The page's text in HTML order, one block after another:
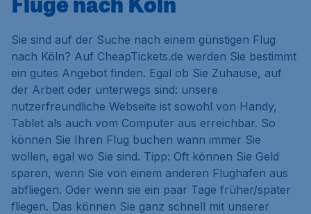
Sie sind auf der Suche nach einem günstigen Flug
nach Köln? Auf CheapTickets.de werden Sie bestimmt
ein gutes Angebot finden. Egal ob Sie Zuhause, auf
der Arbeit oder unterwegs sind: unsere
nutzerfreundliche Webseite ist sowohl von Handy,
Tablet als auch vom Computer aus erreichbar. So
können Sie Ihren Flug buchen wann immer Sie
wollen, egal wo Sie sind. Tipp: Oft können Sie Geld
sparen, wenn Sie von einem anderen Flughafen aus
abfliegen. Oder wenn sie ein paar Tage früher/später
fliegen. Das können Sie ganz schnell mit unserer